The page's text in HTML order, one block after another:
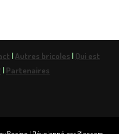
|Autres bricoles |Qui est
|Partenaires